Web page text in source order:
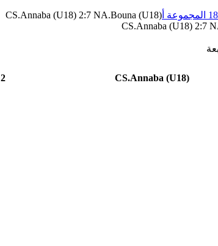
CS.Annaba (U18) 2:7 NA.Bouna (U18)
CS.Annaba (U18) 2:7
CS.Annaba (U18)
2 :